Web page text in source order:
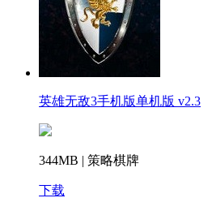
英雄无敌3手机版单机版 v2.3
344MB | 策略棋牌
下载